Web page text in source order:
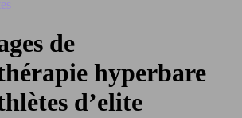
de
hyperbare
d’elite